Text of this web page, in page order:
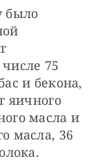
было
75
и бекона,
яичного
масла и
масла, 36